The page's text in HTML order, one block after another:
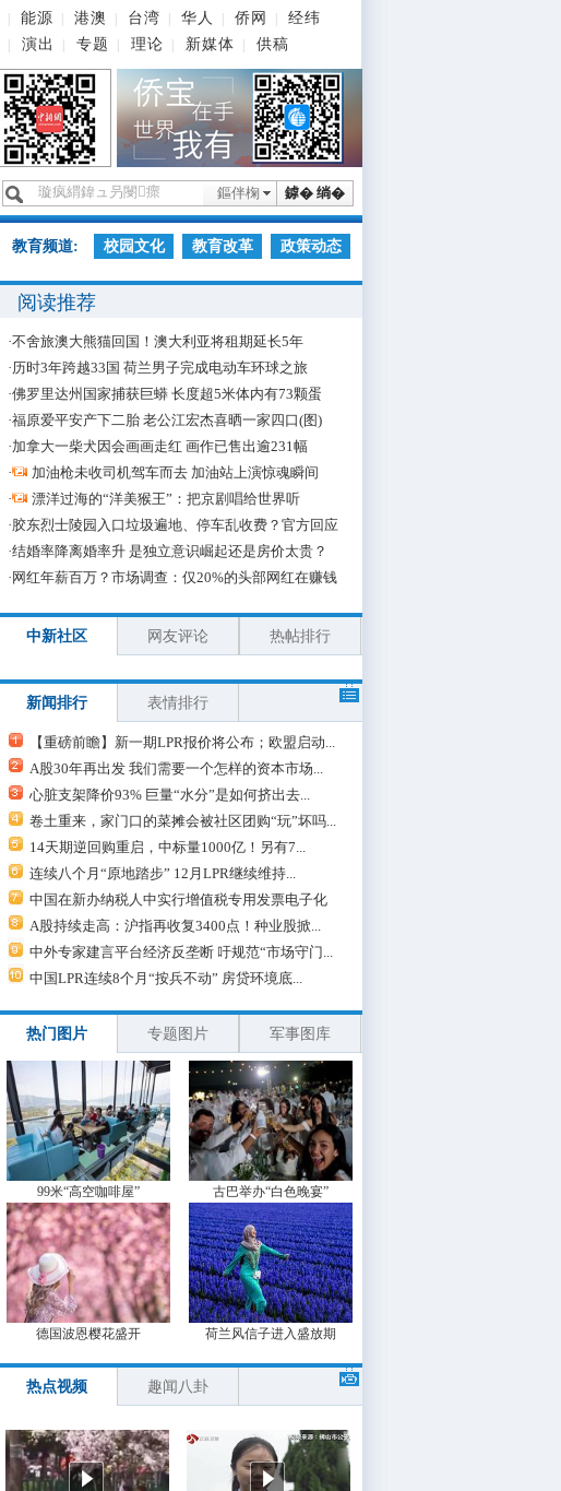
能源 港澳 台湾 华人 侨网
经纬
演出 专题 理论 新媒体 供稿
鎼� 绱�
鏂伴椈
教育频道: 校园文化 教育改革 政策动态
阅读推荐
·不舍旅澳大熊猫回国！澳大利亚将租期延长5年
·历时3年跨越33国 荷兰男子完成电动车环球之旅
·佛罗里达州国家捕获巨蟒 长度超5米体内有73颗蛋
·福原爱平安产下二胎 老公江宏杰喜晒一家四口(图)
·加拿大一柴犬因会画画走红 画作已售出逾231幅
·
加油枪未收司机驾车而去 加油站上演惊魂瞬间
·
漂洋过海的“洋美猴王”：把京剧唱给世界听
·胶东烈士陵园入口垃圾遍地、停车乱收费？官方回应
·结婚率降离婚率升 是独立意识崛起还是房价太贵？
· 网红年薪百万？市场调查：仅20%的头部网红在赚钱
中新社区 网友评论 热帖排行
新闻排行 表情排行
【重磅前瞻】新一期LPR报价将公布；欧盟启动...
A股30年再出发 我们需要一个怎样的资本市场...
心脏支架降价93% 巨量“水分”是如何挤出去...
卷土重来，家门口的菜摊会被社区团购“玩”坏吗...
14天期逆回购重启，中标量1000亿！另有7...
连续八个月“原地踏步” 12月LPR继续维持...
中国在新办纳税人中实行增值税专用发票电子化
A股持续走高：沪指再收复3400点！种业股掀...
中外专家建言平台经济反垄断 吁规范“市场守门...
中国LPR连续8个月“按兵不动” 房贷环境底...
热门图片 专题图片 军事图库
99米“高空咖啡屋” 古巴举办“白色晚宴”
德国波恩樱花盛开 荷兰风信子进入盛放期
热点视频 趣闻八卦